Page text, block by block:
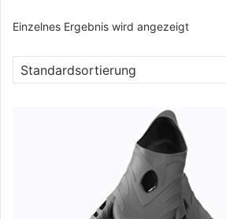
Einzelnes Ergebnis wird angezeigt